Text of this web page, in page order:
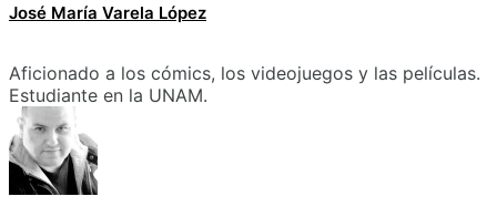
José María Varela López
Aficionado a los cómics, los videojuegos y las películas.
Estudiante en la UNAM.